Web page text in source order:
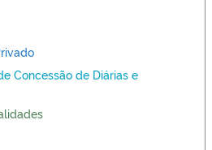
Concessão de Diárias e